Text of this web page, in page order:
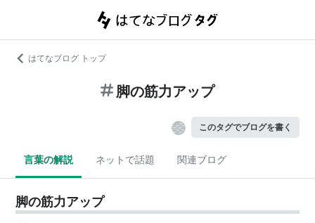
はてなブログ トップ
脚の筋力アップ
このタグでブログを書く
言葉の解説 ネットで話題 関連ブログ
脚の筋力アップ